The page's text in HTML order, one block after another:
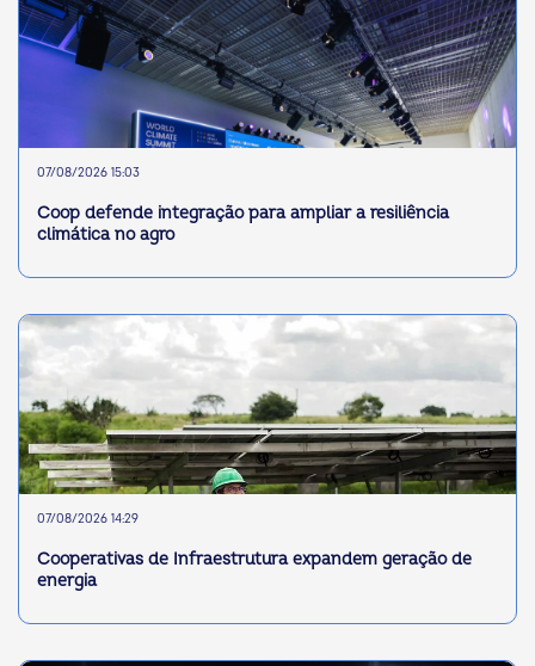
07/08/2026 15:03
Coop defende integração para ampliar a resiliência
climática no agro
07/08/2026 14:29
Cooperativas de Infraestrutura expandem geração de
energia